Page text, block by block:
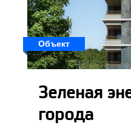
Объект
Зеленая
города